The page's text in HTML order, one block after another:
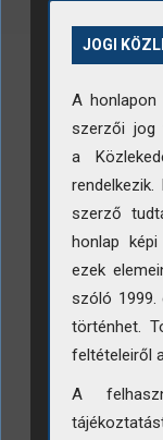
JOGI
A
szerzői jog
a
szerző
honlap
ezek
szóló 1999.
történhet.
feltételeiről
A